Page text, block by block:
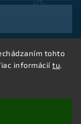
tohto
informáciítu.